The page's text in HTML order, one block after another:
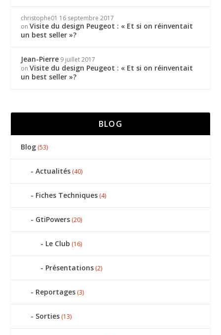
christophe01 16 septembre 2017
onVisite du design Peugeot : « Et si on réinventait
un best seller »?
Jean-Pierre 9 juillet 2017
onVisite du design Peugeot : « Et si on réinventait
un best seller »?
BLOG
Blog (53)
Actualités (40)
Fiches Techniques (4)
GtiPowers (20)
Le Club (16)
Présentations (2)
Reportages (3)
Sorties (13)